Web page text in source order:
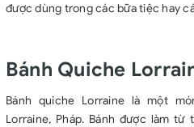
được dùng trong các bữa tiệc hay
Bánh Quiche
Bánh quiche Lorraine là một
Lorraine, Pháp. Bánh được làm